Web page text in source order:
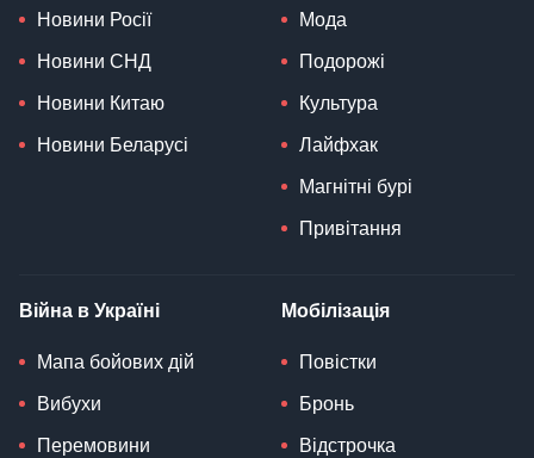
Новини Росії
Новини СНД
Новини Китаю
Новини Беларусі
Мода
Подорожі
Культура
Лайфхак
Магнітні бурі
Привітання
Війна в Україні
Мапа бойових дій
Вибухи
Перемовини
Мобілізація
Повістки
Бронь
Відстрочка